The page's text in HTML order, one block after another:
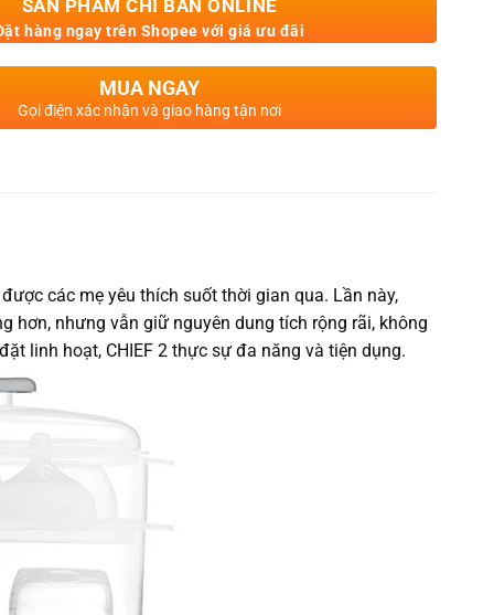
SẢN PHẨM CHỈ BÁN ONLINE
hàng ngay trên Shopee với giá ưu đãi
MUA NGAY
Gọi điện xác nhận và giao hàng tận nơi
các mẹ yêu thích suốt thời gian qua. Lần này,
hơn, nhưng vẫn giữ nguyên dung tích rộng rãi, không
linh hoạt, CHIEF 2 thực sự đa năng và tiện dụng.